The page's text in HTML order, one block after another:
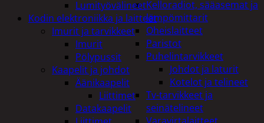
Kelloradiot, sääasemat ja
lämpömittarit
Oheislaitteet
Paristot
Puhelintarvikkeet
Johdot ja laturit
Kotelot ja telineet
Tv-tarvikkeet ja
seinätelineet
Lumityövälineet
Kodin elektroniikka ja laitteet
Imurit ja tarvikkeet
Imurit
Pölypussit
Kaapelit ja johdot
Äänikaapelit
Liittimet
Datakaapelit